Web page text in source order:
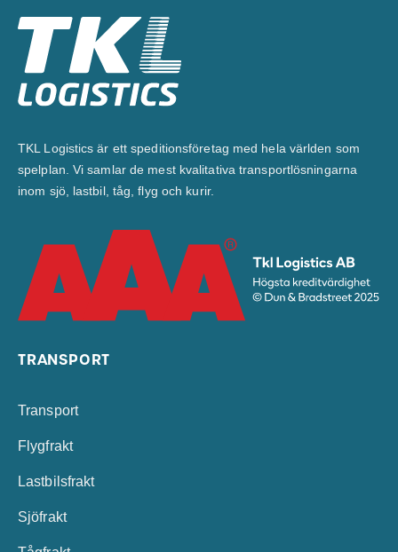
TKL Logistics är ett speditionsföretag med hela världen som
spelplan. Vi samlar de mest kvalitativa transportlösningarna
inom sjö, lastbil, tåg, flyg och kurir.
TRANSPORT
Transport
Flygfrakt
Lastbilsfrakt
Sjöfrakt